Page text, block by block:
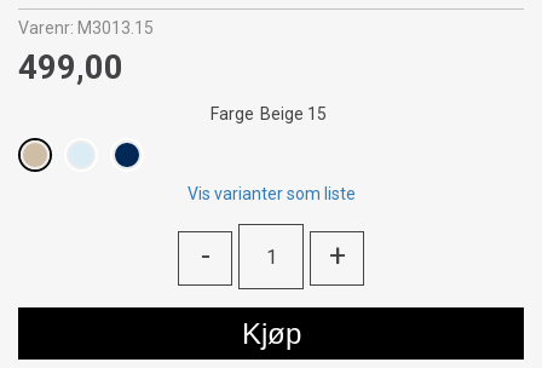
Varenr: M3013.15
499,00
Farge Beige 15
Vis varianter som liste
- +
Kjøp